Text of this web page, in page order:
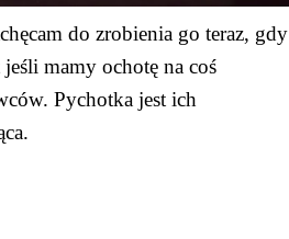
do zrobienia go teraz, gdy
mamy ochotę na coś
Pychotka jest ich